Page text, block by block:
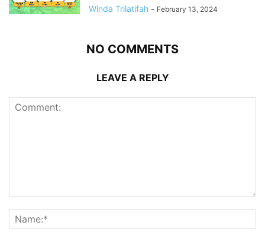
Winda Trilatifah - February 13, 2024
NO COMMENTS
LEAVE A REPLY